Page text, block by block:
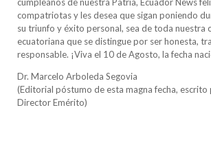
compatriotas y les desea que sigan poniendo
su triunfo y éxito personal, sea de toda nuestra
ecuatoriana que se distingue por ser honesta,
responsable. ¡Viva el 10 de Agosto, la fecha
Dr. Marcelo Arboleda Segovia
(Editorial póstumo de esta magna fecha, escrito
Director Emérito)